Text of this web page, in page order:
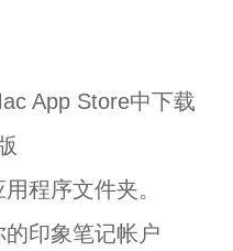
App Store中下载
程序文件夹。
印象笔记帐户